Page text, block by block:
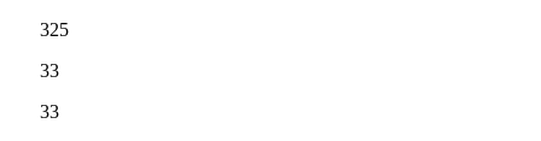
325
33
33